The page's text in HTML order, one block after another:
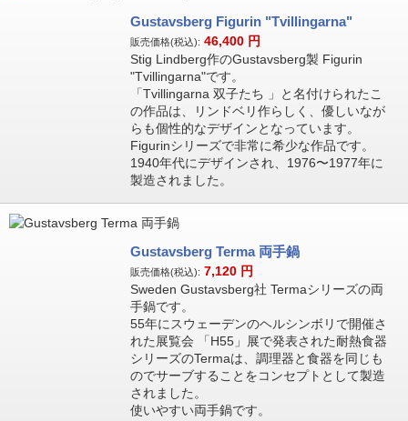
Gustavsberg Figurin "Tvillingarna"
販売価格(税込): 46,400 円
Stig Lindberg作のGustavsberg製 Figurin
"Tvillingarna"です。
「Tvillingarna 双子たち 」と名付けられたこ
の作品は、リンドベリ作らしく、優しいなが
らも個性的なデザインとなっています。
Figurinシリーズで非常に希少な作品です。
1940年代にデザインされ、1976〜1977年に
製造されました。
Gustavsberg Terma 両手鍋
販売価格(税込): 7,120 円
Sweden Gustavsberg社 Termaシリーズの両
手鍋です。
55年にスウェーデンのヘルシンボリで開催さ
れた展覧会 「H55」展で発表された耐熱食器
シリーズのTermaは、調理器と食器を同じも
のでサーブすることをコンセプトとして製造
されました。
使いやすい両手鍋です。